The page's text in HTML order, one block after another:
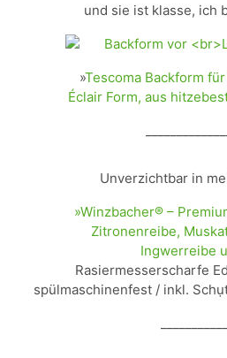
und sie ist klasse, ich
»Tescoma Backform
Éclair Form, aus
Unverzichtbar in
»Winzbacher® –
Zitronenreibe,
Ingwerreibe
Rasiermesserscharfe
spülmaschinenfest / inkl.